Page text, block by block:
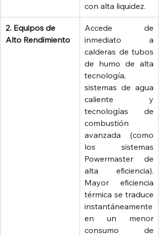
con alta liquidez.
2. Equipos de
Alto Rendimiento
Accede de
inmediato a
calderas de tubos
de humo de alta
tecnología,
sistemas de agua
caliente y
tecnologías de
combustión
avanzada (como
los sistemas
Powermaster de
alta eficiencia).
Mayor eficiencia
térmica se traduce
instantáneamente
en un menor
consumo de